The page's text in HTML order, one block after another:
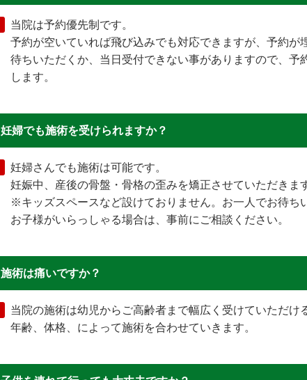
当院は予約優先制です。
予約が空いていれば飛び込みでも対応できますが、予約が
待ちいただくか、当日受付できない事がありますので、予
します。
妊婦でも施術を受けられますか？
妊婦さんでも施術は可能です。
妊娠中、産後の骨盤・骨格の歪みを矯正させていただきま
※キッズスペースなど設けておりません。お一人でお待ち
お子様がいらっしゃる場合は、事前にご相談ください。
施術は痛いですか？
当院の施術は幼児からご高齢者まで幅広く受けていただけ
年齢、体格、によって施術を合わせていきます。